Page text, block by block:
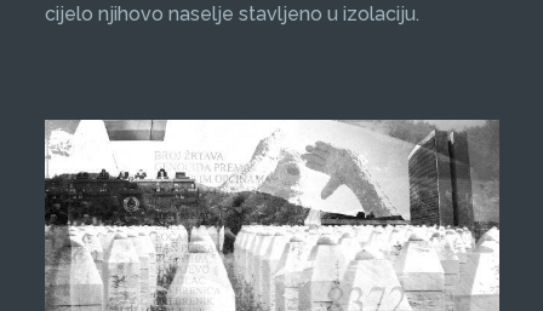
cijelo njihovo naselje stavljeno u izolaciju.